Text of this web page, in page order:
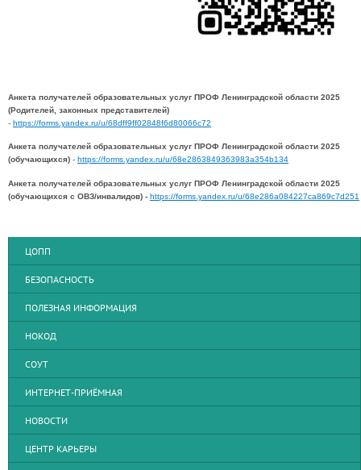
Анкета получателей образовательных услуг ПРОФ Ленинградской области 2025
(Родителей, законных представителей)
- https://forms.yandex.ru/u/68dff9ff02848f6d80066c72
Анкета получателей образовательных услуг ПРОФ Ленинградской области 2025
(обучающихся) - https://forms.yandex.ru/u/68e2863849363983a354b134
Анкета получателей образовательных услуг ПРОФ Ленинградской области 2025
(обучающихся с ОВЗ/инвалидов) - https://forms.yandex.ru/u/68e286a084227ca869c7d251
ЦОПП
БЕЗОПАСНОСТЬ
ПОЛЕЗНАЯ ИНФОРМАЦИЯ
НОКОД
СОУТ
ИНТЕРНЕТ-ПРИЁМНАЯ
НОВОСТИ
ЦЕНТР КАРЬЕРЫ